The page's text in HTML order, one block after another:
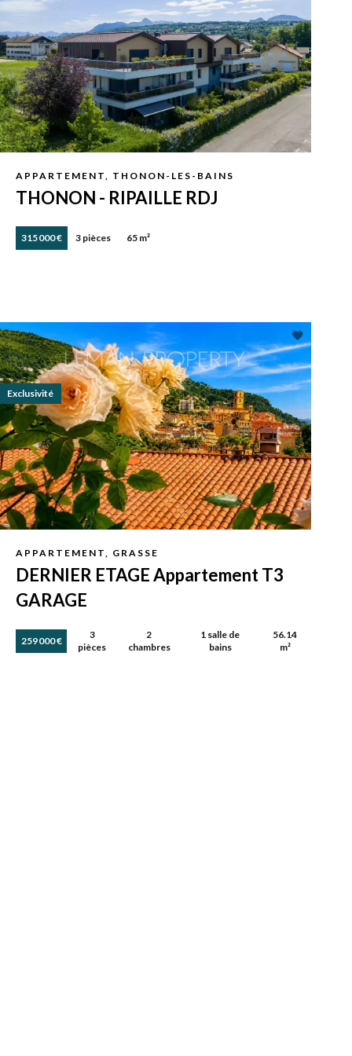
APPARTEMENT, THONON-LES-BAINS
THONON - RIPAILLE RDJ
315 000 € 3 pièces 65 m²
APPARTEMENT, GRASSE
DERNIER ETAGE Appartement T3
GARAGE
259 000 €
3
pièces
2
chambres
1 salle de
bains
56.14
m²
Exclusivité